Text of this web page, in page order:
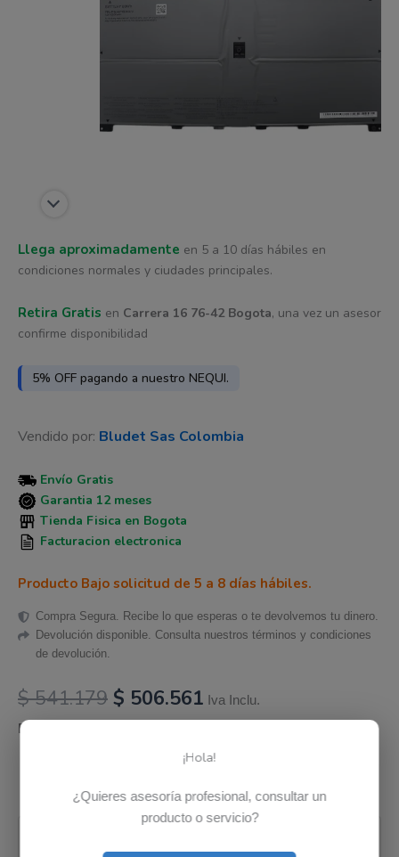
Llega aproximadamente en 5 a 10 días hábiles en
condiciones normales y ciudades principales.
Retira Gratis en Carrera 16 76-42 Bogota, una vez un asesor
confirme disponibilidad
5% OFF pagando a nuestro NEQUI.
Vendido por: Bludet Sas Colombia
Envío Gratis
Garantia 12 meses
Tienda Fisica en Bogota
Facturacion electronica
Producto Bajo solicitud de 5 a 8 días hábiles.
Compra Segura. Recibe lo que esperas o te devolvemos tu dinero.
Devolución disponible. Consulta nuestros términos y condiciones
de devolución.
$541.179 $ 506.561
$ 506.561.
Iva Inclu.
Disponibilidad:
Pago seguro garantizado
¡Hola!
¿Quieres asesoría profesional, consultar un
producto o servicio?